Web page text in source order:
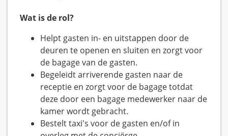
Wat is de rol?
Helpt gasten in- en uitstappen door de
deuren te openen en sluiten en zorgt voor
de bagage van de gasten.
Begeleidt arriverende gasten naar de
receptie en zorgt voor de bagage totdat
deze door een bagage medewerker naar de
kamer wordt gebracht.
Bestelt taxi's voor de gasten en/of in